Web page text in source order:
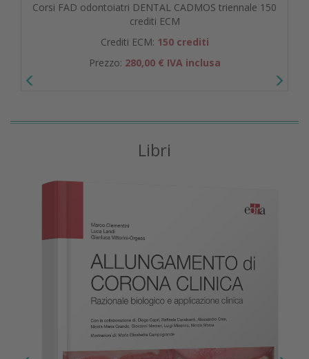
Corsi FAD odontoiatri DENTAL CADMOS triennale 150
crediti ECM
Crediti ECM: 150 crediti
Prezzo: 280,00 € IVA inclusa
Libri